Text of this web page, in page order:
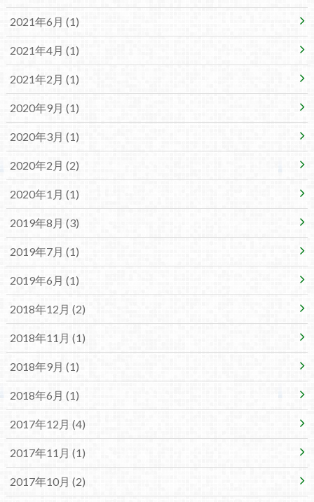
2021年6月 (1)
2021年4月 (1)
2021年2月 (1)
2020年9月 (1)
2020年3月 (1)
2020年2月 (2)
2020年1月 (1)
2019年8月 (3)
2019年7月 (1)
2019年6月 (1)
2018年12月 (2)
2018年11月 (1)
2018年9月 (1)
2018年6月 (1)
2017年12月 (4)
2017年11月 (1)
2017年10月 (2)